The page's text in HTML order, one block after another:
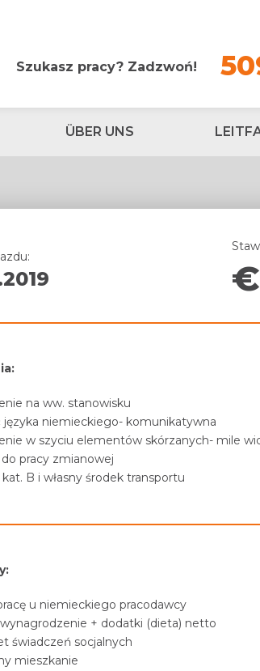
Szukasz pracy? Zadzwoń!
ÜBER UNS
na ww. stanowisku
języka niemieckiego- komunikatywna
w szyciu elementów skórzanych- mile
pracy zmianowej
B i własny środek transportu
u niemieckiego pracodawcy
+ dodatki (dieta) netto
świadczeń socjalnych
mieszkanie